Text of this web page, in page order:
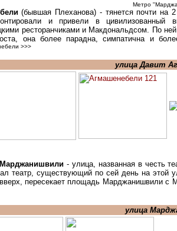
Метро
(бывшая Плеханова) - тянется почти на
и привели в цивилизованный
ресторанчиками и Макдональдсом. По
она более парадна, симпатична и
>>>
улица Давит
Марджанишвили- улица, названная в честь
театр, существующий по сей день на
пересекает площадь Марджанишвили с
улица